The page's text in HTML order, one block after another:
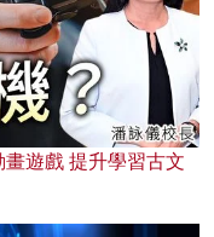
遊戲 提升學習古文